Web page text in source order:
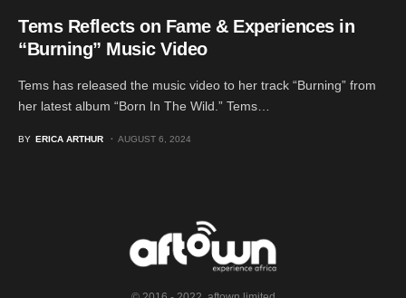
Tems Reflects on Fame & Experiences in
“Burning” Music Video
Tems has released the music video to her track “Burning” from
her latest album “Born In The Wild.” Tems…
BY ERICA ARTHUR AUGUST 6, 2024